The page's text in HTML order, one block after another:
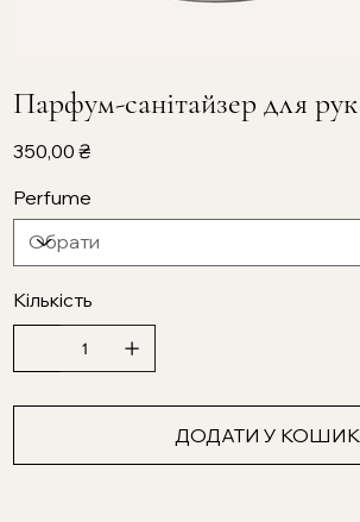
Парфум-санітайзер для рук
350,00 ₴
Perfume
Кількість
ДОДАТИ У КОШИК